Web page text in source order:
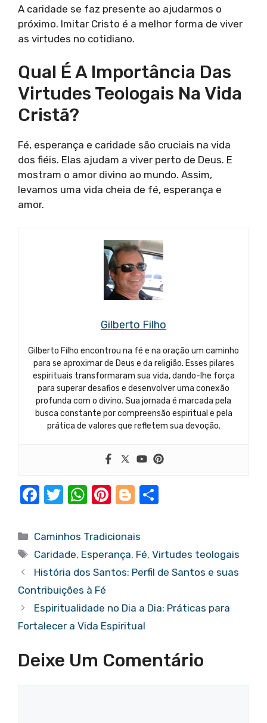
A caridade se faz presente ao ajudarmos o
próximo. Imitar Cristo é a melhor forma de viver
as virtudes no cotidiano.
Qual É A Importância Das
Virtudes Teologais Na Vida
Cristã?
Fé, esperança e caridade são cruciais na vida
dos fiéis. Elas ajudam a viver perto de Deus. E
mostram o amor divino ao mundo. Assim,
levamos uma vida cheia de fé, esperança e
amor.
Gilberto Filho
Gilberto Filho encontrou na fé e na oração um caminho
para se aproximar de Deus e da religião. Esses pilares
espirituais transformaram sua vida, dando-lhe força
para superar desafios e desenvolver uma conexão
profunda com o divino. Sua jornada é marcada pela
busca constante por compreensão espiritual e pela
prática de valores que refletem sua devoção.
F
c
e
b
o
o
k
T
it
te
r
W
at
s
A
p
p
Pi
er
e
st
Bl
g
g
er
e
Categorias
Caminhos Tradicionais
Tags
Caridade, Esperança, Fé,Virtudes teologais
História dos Santos: Perfil de Santos e suas
Contribuições à Fé
Espiritualidade no Dia a Dia: Práticas para
Fortalecer a Vida Espiritual
Deixe Um Comentário